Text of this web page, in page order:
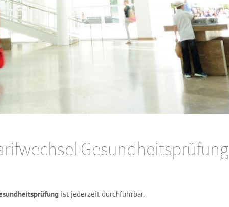
Gesundheitsprüfung
ist jederzeit durchführbar.